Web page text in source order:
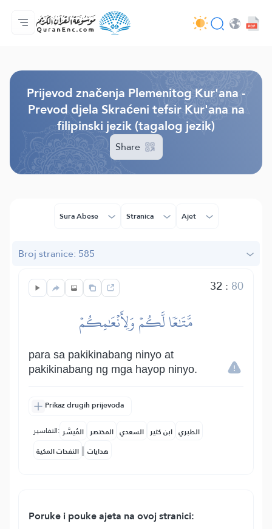
Početna stranica
Sadržaj prijevodā
Audio
Usluge programera - API
O projektu
Kontaktiraj nas
Jezik
Prijevod značenja Plemenitog Kur'ana -
Prevod djela Skraćeni tefsir Kur'ana na
filipinski jezik (tagalog jezik)
Share
Sura Abese Stranica Ajet
Broj stranice: 585
32 : 80
مَّتَٰعٗا لَّكُمۡ وَلِأَنۡعَٰمِكُمۡ
para sa pakikinabang ninyo at
pakikinabang ng mga hayop ninyo.
Prikaz drugih prijevoda
التفاسير: المُيسَّر المختصر السعدي ابن كثير الطبري
النفحات المكية | هدايات
Poruke i pouke ajeta na ovoj stranici: